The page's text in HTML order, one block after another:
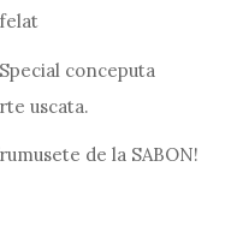
conceputa
uscata.
de la SABON!